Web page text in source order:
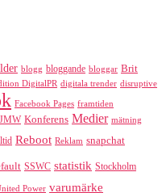
blogg bloggande bloggar Brit
DigitalPR digitala trender disruptive
Facebook Pages framtiden
JMW Konferens Medier mätning
Reboot Reklam snapchat
SSWC statistik Stockholm
Power varumärke